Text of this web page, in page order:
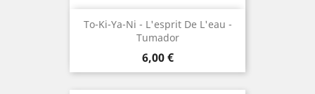
To-Ki-Ya-Ni - L'esprit De L'eau -
Tumador
Prix
6,00 €